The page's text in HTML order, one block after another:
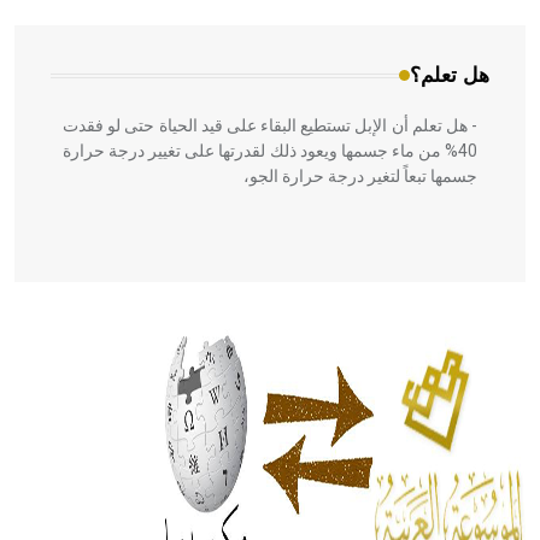
هل تعلم؟
- هل تعلم أن الإبل تستطيع البقاء على قيد الحياة حتى لو فقدت
40% من ماء جسمها ويعود ذلك لقدرتها على تغيير درجة حرارة
جسمها تبعاً لتغير درجة حرارة الجو،
الحكم، الأدلة، تنظيم التغذية، ورسالته في جروح الرأس. ويعود
له الفضل بأنه حرر الطب من الدين والفلسفة.
- هل تعلم أن المرجان إفراز حيواني يتكون في البحر ويتركب
من مادة كربونات الكلسيوم، وهو أحمر أو شديد الحمرة وهو